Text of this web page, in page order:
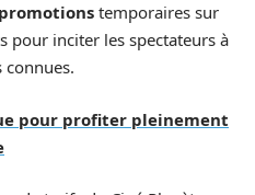
promotions temporaires sur
pour inciter les spectateurs à
pour profiter pleinement